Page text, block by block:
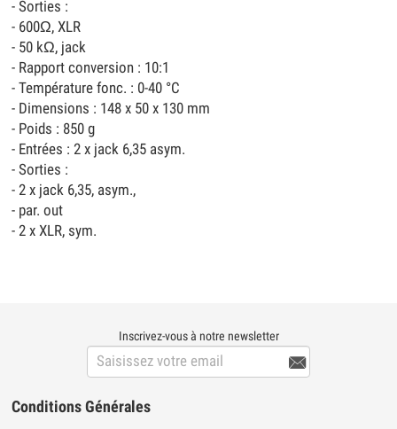
- Sorties :
- 600Ω, XLR
- 50 kΩ, jack
- Rapport conversion : 10:1
- Température fonc. : 0-40 °C
- Dimensions : 148 x 50 x 130 mm
- Poids : 850 g
- Entrées : 2 x jack 6,35 asym.
- Sorties :
- 2 x jack 6,35, asym.,
- par. out
- 2 x XLR, sym.
Inscrivez-vous à notre newsletter

Conditions Générales